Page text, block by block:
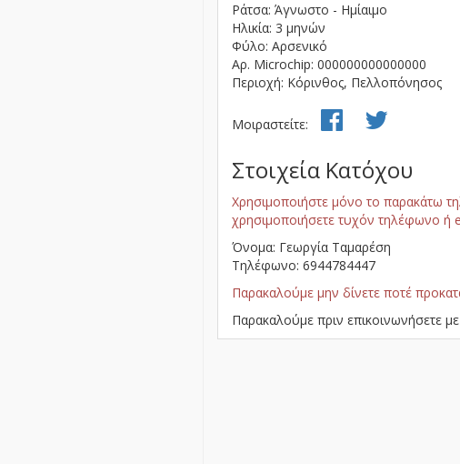
Ράτσα: Άγνωστο - Ημίαιμο
Ηλικία: 3 μηνών
Φύλο: Αρσενικό
Αρ. Microchip: 000000000000000
Περιοχή: Κόρινθος, Πελλοπόνησος
Μοιραστείτε:
Στοιχεία Κατόχου
Χρησιμοποιήστε μόνο το παρακάτω
χρησιμοποιήσετε τυχόν τηλέφωνο ή
Όνομα: Γεωργία Ταμαρέση
Τηλέφωνο: 6944784447
Παρακαλούμε μην δίνετε ποτέ
Παρακαλούμε πριν επικοινωνήσετε